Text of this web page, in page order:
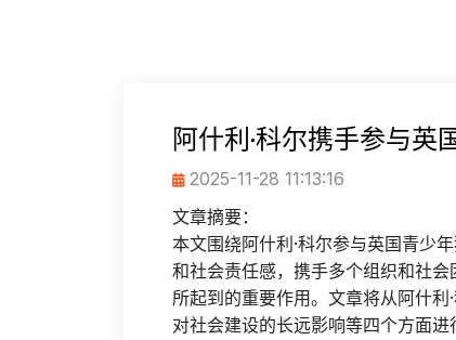
阿什利·科尔携手参与
2025-11-28 11:13:16
文章摘要：
本文围绕阿什利·科尔参与英国青少
和社会责任感，携手多个组织和社
所起到的重要作用。文章将从阿什
对社会建设的长远影响等四个方面